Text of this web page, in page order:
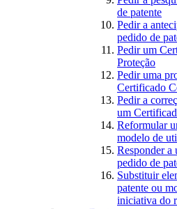
de patente
Pedir a
pedido de
Pedir um
Proteção
Pedir uma
Certificado
Pedir a
um
Reformular
modelo de
Responder
pedido de
Substituir
patente ou
iniciativa do